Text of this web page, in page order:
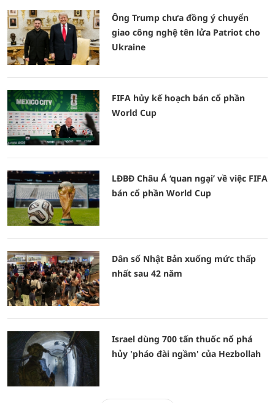
Ông Trump chưa đồng ý chuyển
giao công nghệ tên lửa Patriot cho
Ukraine
FIFA hủy kế hoạch bán cổ phần
World Cup
LĐBĐ Châu Á ‘quan ngại’ về việc FIFA
bán cổ phần World Cup
Dân số Nhật Bản xuống mức thấp
nhất sau 42 năm
Israel dùng 700 tấn thuốc nổ phá
hủy 'pháo đài ngầm' của Hezbollah